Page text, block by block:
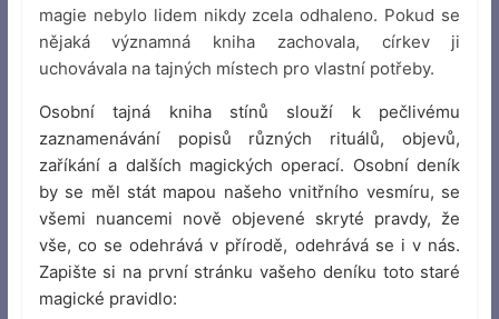
magie nebylo lidem nikdy zcela odhaleno. Pokud se
nějaká významná kniha zachovala, církev ji
uchovávala na tajných místech pro vlastní potřeby.
Osobní tajná kniha stínů slouží k pečlivému
zaznamenávání popisů různých rituálů, objevů,
zaříkání a dalších magických operací. Osobní deník
by se měl stát mapou našeho vnitřního vesmíru, se
všemi nuancemi nově objevené skryté pravdy, že
vše, co se odehrává v přírodě, odehrává se i v nás.
Zapište si na první stránku vašeho deníku toto staré
magické pravidlo: